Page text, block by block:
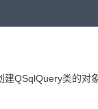
QSqlQuery类的对